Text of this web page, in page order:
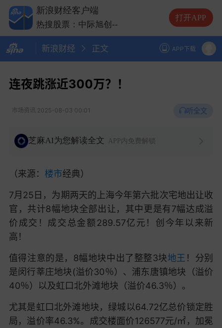
新浪财经客户端
热搜股票：长鑫科技
热搜股票：中际旭创 --
热搜股票：长电科技--
热搜股票：云南锗业
热搜股票：长鑫科技--
打开APP
新浪财经 正文 APP下载
连夜跳涨近300万？！
市场资讯 2025-08-03 00:01 听全文
芝麻AI为您解读全文 APP内免费解锁
（来源： 楼市经典）
7月25日，为期两天的上海今年第六批次宅地出让收
官，共计8幅地块全部出让，其中更是有7幅达成溢
价成交！ 成交总金额 289.57亿元！ 创今年以来新
高！
值得注意的是， 8幅地块中出了整整3块地王 ！分别
是闵行莘庄地块(溢价30％）、浦东唐镇地块（溢价
40％）以及虹口北外滩地块 （溢价46.3％）。
尤其是虹口北外滩地块， 绿城以64.72亿总价锁定胜
局，溢价率46.3%。成交楼面价126577元/㎡，加冕